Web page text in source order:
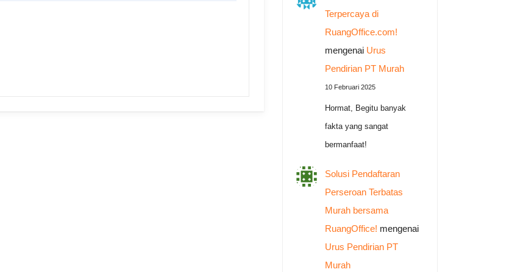
Terpercaya di
RuangOffice.com!
mengenai Urus
Pendirian PT Murah
10 Februari 2025
Hormat, Begitu banyak
fakta yang sangat
bermanfaat!
Solusi Pendaftaran
Perseroan Terbatas
Murah bersama
RuangOffice! mengenai
Urus Pendirian PT
Murah